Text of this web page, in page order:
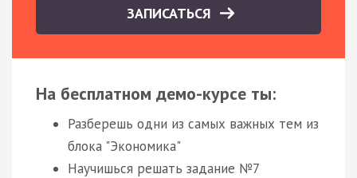
ЗАПИСАТЬСЯ
На бесплатном демо-курсе ты:
Разберешь одни из самых важных тем из
блока "Экономика"
Научишься решать задание №7